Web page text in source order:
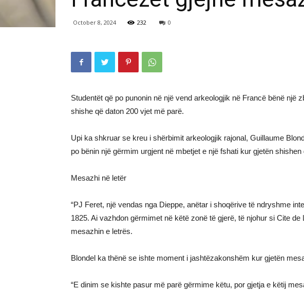
October 8, 2024 232 0
Studentët që po punonin në një vend arkeologjik në Francë bënë një
shishe që daton 200 vjet më parë.
Upi ka shkruar se kreu i shërbimit arkeologjik rajonal, Guillaume
po bënin një gërmim urgjent në mbetjet e një fshati kur gjetën
Mesazhi në letër
“PJ Feret, një vendas nga Dieppe, anëtar i shoqërive të ndryshme
1825. Ai vazhdon gërmimet në këtë zonë të gjerë, të njohur si Cite
mesazhin e letrës.
Blondel ka thënë se ishte moment i jashtëzakonshëm kur gjetën
“E dinim se kishte pasur më parë gërmime këtu, por gjetja e këtij